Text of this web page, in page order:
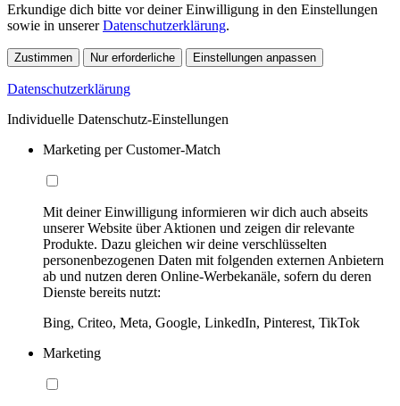
Erkundige dich bitte vor deiner Einwilligung in den Einstellungen
sowie in unsererDatenschutzerklärung.
Zustimmen Nur erforderliche Einstellungen anpassen
Datenschutzerklärung
Individuelle Datenschutz-Einstellungen
Marketing per Customer-Match
Mit deiner Einwilligung informieren wir dich auch abseits
unserer Website über Aktionen und zeigen dir relevante
Produkte. Dazu gleichen wir deine verschlüsselten
personenbezogenen Daten mit folgenden externen Anbietern
ab und nutzen deren Online-Werbekanäle, sofern du deren
Dienste bereits nutzt:
Bing, Criteo, Meta, Google, LinkedIn, Pinterest, TikTok
Marketing